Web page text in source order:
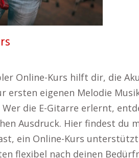
Online-Kurs hilft dir, die
eigenen Melodie
Wer die E-Gitarre erlernt,
Ausdruck. Hier findest du
ein Online-Kurs
flexibel nach deinen